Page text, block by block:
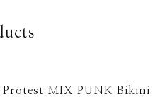
Protest MIX PUNK Bikini